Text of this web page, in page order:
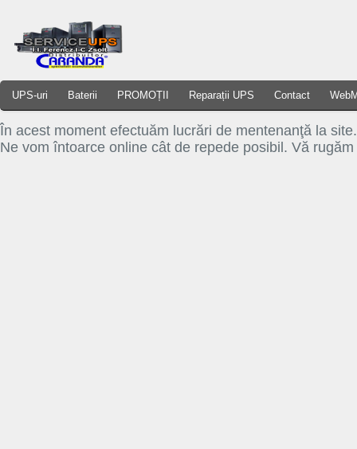
UPS-uri Baterii PROMOȚII Reparații UPS Contact
În acest moment efectuăm lucrări de mentenanţă la site.
Ne vom întoarce online cât de repede posibil. Vă